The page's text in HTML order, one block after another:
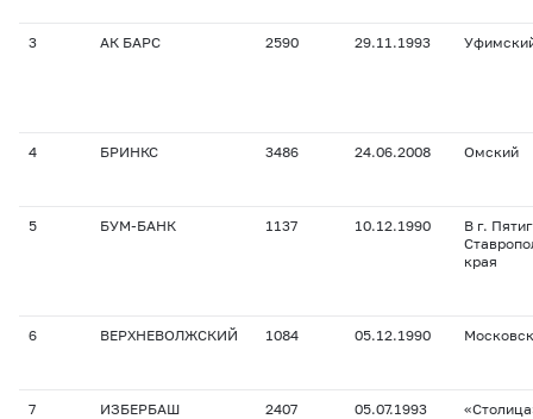
3 АК БАРС 2590 29.11.1993
4 БРИНКС 3486 24.06.2008 Омский
5 БУМ-БАНК 1137 10.12.1990
В г.
края
6 ВЕРХНЕВОЛЖСКИЙ 1084 05.12.1990
7 ИЗБЕРБАШ 2407 05.07.1993